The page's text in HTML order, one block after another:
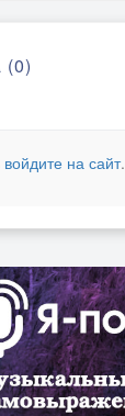
войдите на сайт.